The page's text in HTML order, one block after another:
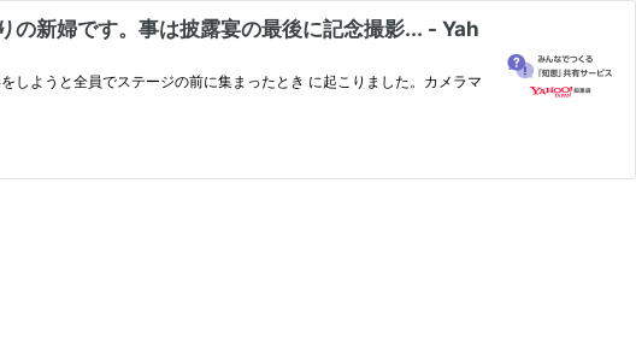
の新婦です。事は披露宴の最後に記念撮影... - Yah
しようと全員でステージの前に集まったとき に起こりました。カメラマ